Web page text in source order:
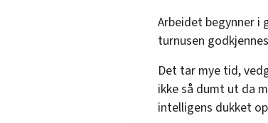
Arbeidet begynner
turnusen
Det tar mye tid,
ikke så dumt ut da
intelligens dukket